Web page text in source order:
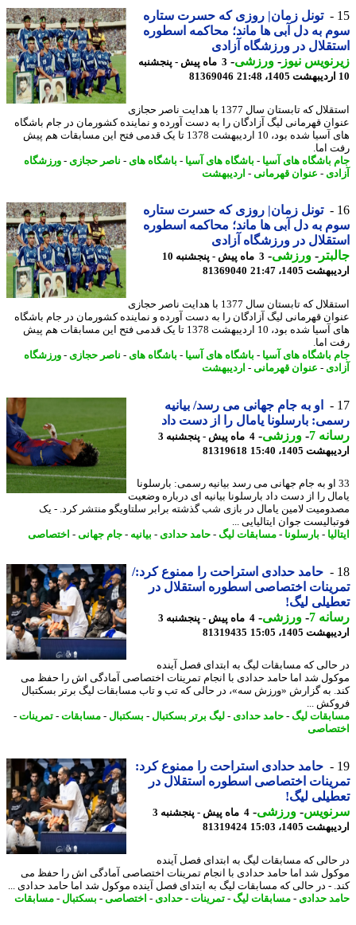
تونل زمان| روزی که حسرت ستاره
به دل آبی ها ماند؛ محاکمه اسطوره
در ورزشگاه آزادی
نیوز-ورزشی-
3 ماه پیش - پنجشنبه
81369046
استقلال که تابستان سال 1377 با هدایت ناصر حجازی
قهرمانی لیگ آزادگان را به دست آورده و نماینده کشورمان در جام باشگاه
های آسیا شده بود، 10 اردیبهشت 1378 تا یک قدمی فتح این مسابقات هم پیش
اما.
باشگاه های آسیا -باشگاه های آسیا -باشگاه های -ناصر حجازی- ورزشگاه
-عنوان قهرمانی-اردیبهشت
تونل زمان| روزی که حسرت ستاره
به دل آبی ها ماند؛ محاکمه اسطوره
در ورزشگاه آزادی
-ورزشی-
3 ماه پیش - پنجشنبه 10
1405، 21:47
81369040
استقلال که تابستان سال 1377 با هدایت ناصر حجازی
قهرمانی لیگ آزادگان را به دست آورده و نماینده کشورمان در جام باشگاه
های آسیا شده بود، 10 اردیبهشت 1378 تا یک قدمی فتح این مسابقات هم پیش
اما.
باشگاه های آسیا -باشگاه های آسیا -باشگاه های -ناصر حجازی- ورزشگاه
-عنوان قهرمانی-اردیبهشت
او به جام جهانی می رسد/ بیانیه
بارسلونا یامال را از دست داد
7
-ورزشی-
4 ماه پیش - پنجشنبه 3
1405، 15:40
81319618
او به جام جهانی می رسد بیانیه رسمی: بارسلونا
را از دست داد بارسلونا بیانیه ای درباره وضعیت
لامین یامال در بازی شب گذشته برابر سلتاویگو منتشر کرد. - یک
جوان ایتالیایی ...
-بارسلونا-مسابقات لیگ-حامد حدادی-بیانیه-جام جهانی-اختصاصی
حامد حدادی استراحت را ممنوع کرد:/
اختصاصی اسطوره استقلال در
لیگ!
7
-ورزشی-
4 ماه پیش - پنجشنبه 3
1405، 15:05
81319435
که مسابقات لیگ به ابتدای فصل آینده
شد اما حامد حدادی با انجام تمرینات اختصاصی آمادگی اش را حفظ می
به گزارش «ورزش سه»، در حالی که تب و تاب مسابقات لیگ برتر بسکتبال
...
لیگ-حامد حدادی-لیگ برتر بسکتبال-بسکتبال-مسابقات-تمرینات -
حامد حدادی استراحت را ممنوع کرد:
اختصاصی اسطوره استقلال در
لیگ!
-ورزشی-
4 ماه پیش - پنجشنبه 3
1405، 15:03
81319424
که مسابقات لیگ به ابتدای فصل آینده
شد اما حامد حدادی با انجام تمرینات اختصاصی آمادگی اش را حفظ می
- در حالی که مسابقات لیگ به ابتدای فصل آینده موکول شد اما حامد حدادی ...
حدادی-مسابقات لیگ-تمرینات -حدادی-اختصاصی-بسکتبال-مسابقات